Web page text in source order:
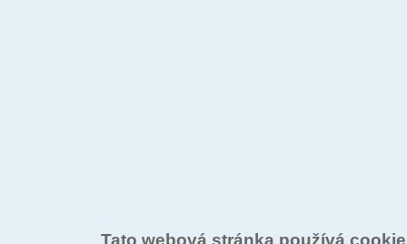
Tato webová stránka používá